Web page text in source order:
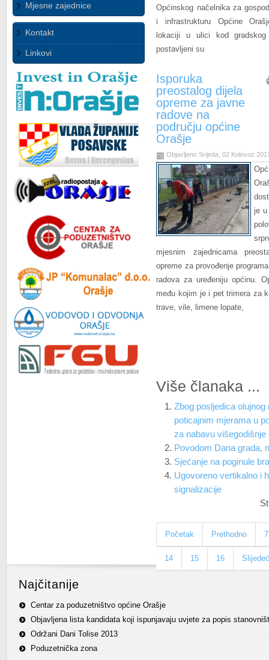
Mjesne zajednice
Kontakt
Linkovi
Općinskog načelnika za
i infrastrukturu Općine
lokaciji u ulici kod gradskog
postavljeni su
Isporuka
preostalog dijela
opreme za javne
radove na
području općine
Orašje
Objavljeno Srijeda, 02 Kolovoz
je u
mjesnim zajednicama
opreme za provođenje
radova za uređeniju općinu.
među kojim je i pet trimera za
trave, vile, limene lopate,
Više članaka ...
Zbog posljedica
poticajnim mjerama u
za nabavu višegodišnje
Povodom Dana grada,
Sjećanje na poginule
Ugovoreno vertikalno i
signalizacije
Početak Prethodno 7
14 15 16
Najčitanije
Centar za poduzetništvo općine Orašje
Objavljena lista kandidata koji ispunjavaju uvjete za popis
Održani Dani Tolise 2013
Poduzetnička zona